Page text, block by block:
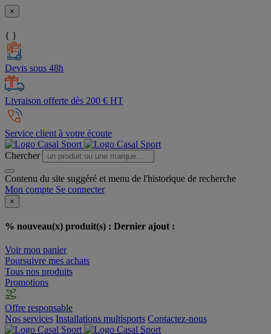
×
{ }
Devis sous 48h
Livraison offerte dès 200 € HT
Service client à votre écoute
Chercher
Contenu du site suggéré et menu de l'historique de recherche
Mon compte Se connecter
×
% nouveau(x) produit(s) : Dernier ajout :
Voir mon panier
Poursuivre mes achats
Tous nos produits
Promotions
Offre responsable
Nos services Installations multisports Contactez-nous